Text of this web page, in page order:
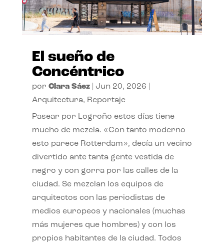
El sueño de
Concéntrico
por Clara Sáez| Jun 20, 2026
Arquitectura, Reportaje
Pasear por Logroño estos días tiene
mucho de mezcla. «Con tanto moderno
esto parece Rotterdam», decía un vecino
divertido ante tanta gente vestida de
negro y con gorra por las calles de la
ciudad. Se mezclan los equipos de
arquitectos con las periodistas de
medios europeos y nacionales (muchas
más mujeres que hombres) y con los
propios habitantes de la ciudad. Todos